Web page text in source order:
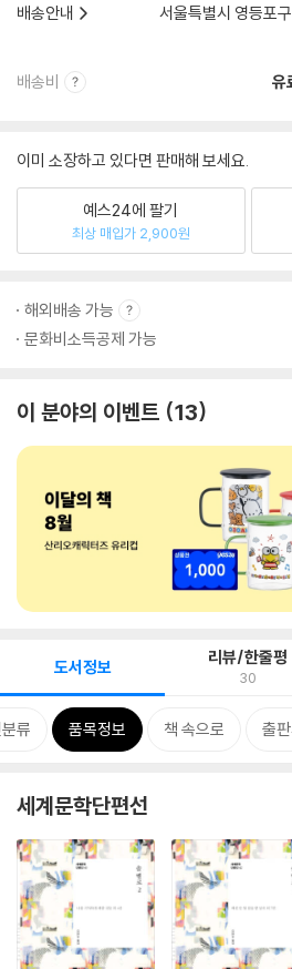
배송안내
서울특별시 영등포
배송비 유
이미 소장하고 있다면 판매해 보세요.
예스24에 팔기
최상 매입가 2,900원
해외배송 가능
문화비소득공제 가능
이 분야의 이벤트 13
도서정보 리뷰/한줄평
30
류 품목정보 책 속으로 출
세계문학단편선